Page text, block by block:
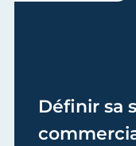
Définir sa